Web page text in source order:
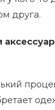
друга.